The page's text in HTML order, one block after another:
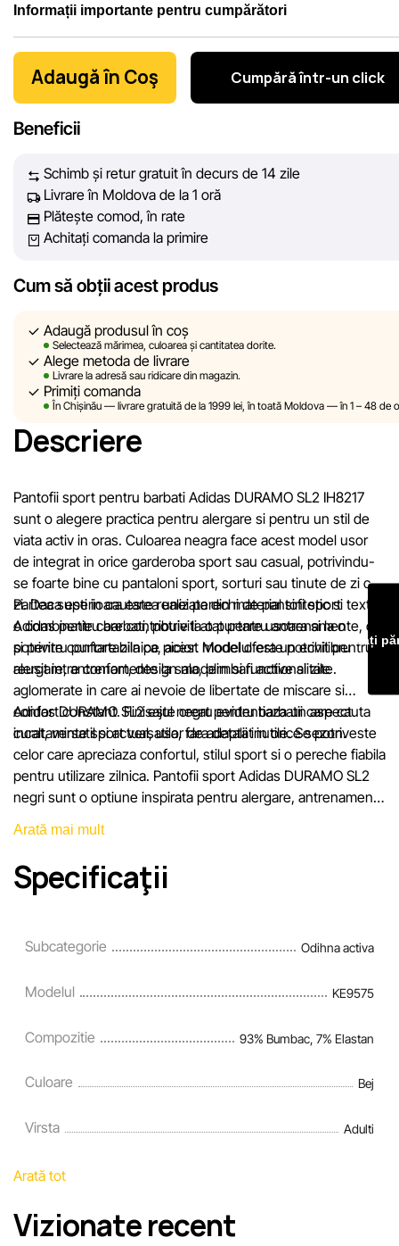
Informații importante pentru cumpărători
Noi, echipa rețelei de magazine Sportlandia, apreciem
clienților noștri. În fiecare zi depunem eforturi pentru ca
despre produsele și serviciile prezentate pe site să fie cât mai
informații corecte și veridice, pentru ca dvs. să puteți lua cea
Cu toate acestea, în ciuda controlului constant, Sportlandia nu
poate garanta acuratețea absolută a tuturor datelor afișate pe
din cauza unor posibile erori tehnice sau disfuncționalități. De
actualitatea informațiilor de pe resurse externe, către care pot
Sportlandia își rezervă dreptul de a modifica, în mod unilateral
fără notificare prealabilă, descrierile, caracteristicile și
produselor. Imaginile prezentate pe site sunt simulate și au un
caracter pur ilustrativ. Informațiile generale despre produse
oferite exclusiv în scop informativ.
cadourilor, plăților în rate și creditării pot fi modificate de către
compania Sportlandia în mod unilateral și fără notificare
Echipa noastră verifică și actualizează periodic informațiile de
site pentru a identifica și corecta prompt eventualele erori în
mai scurt termen rezonabil.
Adaugă în Coş Cumpără într-un click
Beneficii
Schimb și retur gratuit în decurs de 14 zile
Livrare în Moldova de la 1 oră
Plătește comod, în rate
Achitați comanda la primire
Cum să obții acest produs
Adaugă produsul în coș
Selectează mărimea, culoarea și cantitatea dorite.
Alege metoda de livrare
Livrare la adresă sau ridicare din magazin.
Primiți comanda
În Chișinău — livrare gratuită de la 1999 lei, în toată Moldova — în 1 – 48 de
Descriere
Pantofii sport pentru barbati Adidas DURAMO SL2 IH8217
sunt o alegere practica pentru alergare si pentru un stil de
viata activ in oras. Culoarea neagra face acest model usor
de integrat in orice garderoba sport sau casual, potrivindu-
se foarte bine cu pantaloni sport, sorturi sau tinute de zi cu
zi. Daca esti in cautarea unei perechi de pantofi sport
Adidas pentru barbati, potriviti atat pentru antrenamente, cat
si pentru purtare zilnica, acest model ofera un echilibru
reusit intre confort, design modern si functionalitate.
Partea superioara este realizata din material sintetic si textil,
o combinatie care contribuie la o purtare usoara si la o
potrivire confortabila pe picior. Modelul este potrivit pentru
alergare, antrenamente la sala, plimbari active si zile
aglomerate in care ai nevoie de libertate de miscare si
confort constant. Finisajul negru evidentiaza un aspect
curat, versatil si actual, usor de adaptat in orice sezon.
Adidas DURAMO SL2 este creat pentru barbatii care cauta
incaltaminte sport versatila, fara detalii inutile. Se potriveste
celor care apreciaza confortul, stilul sport si o pereche fiabila
pentru utilizare zilnica. Pantofii sport Adidas DURAMO SL2
negri sunt o optiune inspirata pentru alergare, antrenamente
Arată mai mult
Specificaţii
Subcategorie Odihna activa
Modelul KE9575
Compozitie 93% Bumbac, 7% Elastan
Culoare Bej
Virsta Adulti
Arată tot
Vizionate recent
Lăsați